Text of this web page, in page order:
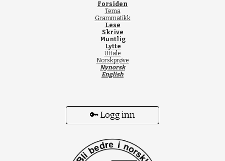
Forsiden
Tema
Grammatikk
Lese
Skrive
Muntlig
Lytte
Uttale
Norskprøve
Nynorsk
English
🔑 Logg inn